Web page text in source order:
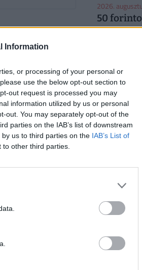
Information
or processing of your personal or
use the below opt-out section to
out request is processed you may
information utilized by us or personal
out. You may separately opt-out of the
parties on the IAB’s list of downstream
us to third parties on the IAB’s List of
other third parties.
2026.
50
többen:
2026.
Így
anélkül,
Komoly
könnyen
2026.
Készül a